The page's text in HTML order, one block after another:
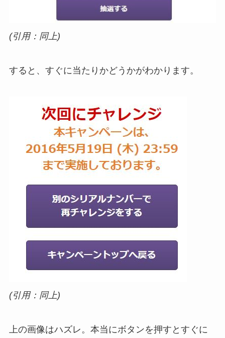
(引用：同上)
すると、すぐに当たりかどうかがわかります。
(引用：同上)
上の画像はハズレ。本当にボタンを押すとすぐに